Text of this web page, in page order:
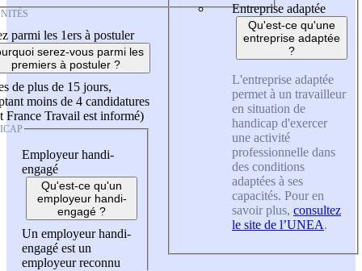
parmi les 1ers à postuler
serez-vous parmi les
premiers à postuler ?
de plus de 15 jours,
moins de 4 candidatures
France Travail est informé)
Employeur handi-
engagé
Qu'est-ce qu'un
employeur handi-
engagé ?
Un employeur handi-
engagé est un
employeur reconnu
Entreprise adaptée
Qu'est-ce qu'une
entreprise adaptée
?
L'entreprise adaptée
permet à un travailleur
en situation de
handicap d'exercer
une activité
professionnelle dans
des conditions
adaptées à ses
capacités. Pour en
savoir plus, consultez
le site de l’UNEA.